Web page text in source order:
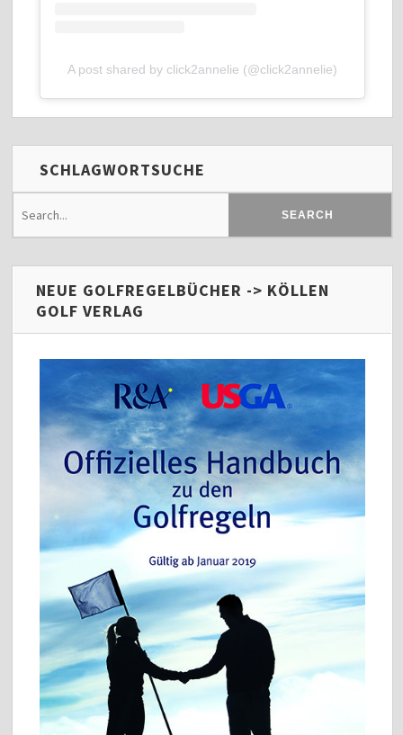
A post shared by click2annelie (@click2annelie)
SCHLAGWORTSUCHE
NEUE GOLFREGELBÜCHER -> KÖLLEN
GOLF VERLAG